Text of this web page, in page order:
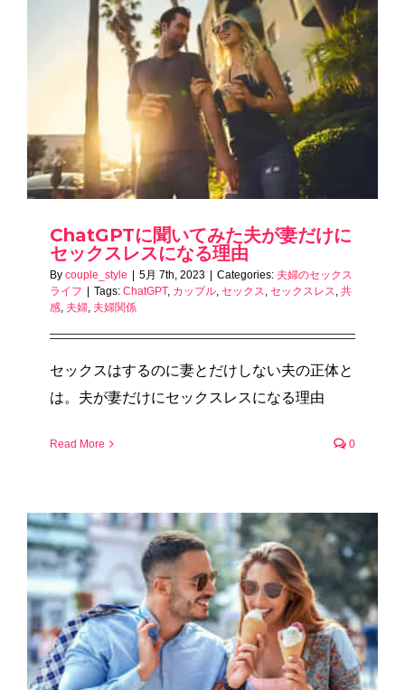
ChatGPTに聞いてみた夫が妻だけに
セックスレスになる理由
By couple_style 5月 7th, 2023 Categories: 夫婦のセックス
ライフ
Tags: ChatGPT, カップル, セックス, セックスレス, 共
感, 夫婦, 夫婦関係
セックスはするのに妻とだけしない夫の正体と
は。夫が妻だけにセックスレスになる理由
Read More 0